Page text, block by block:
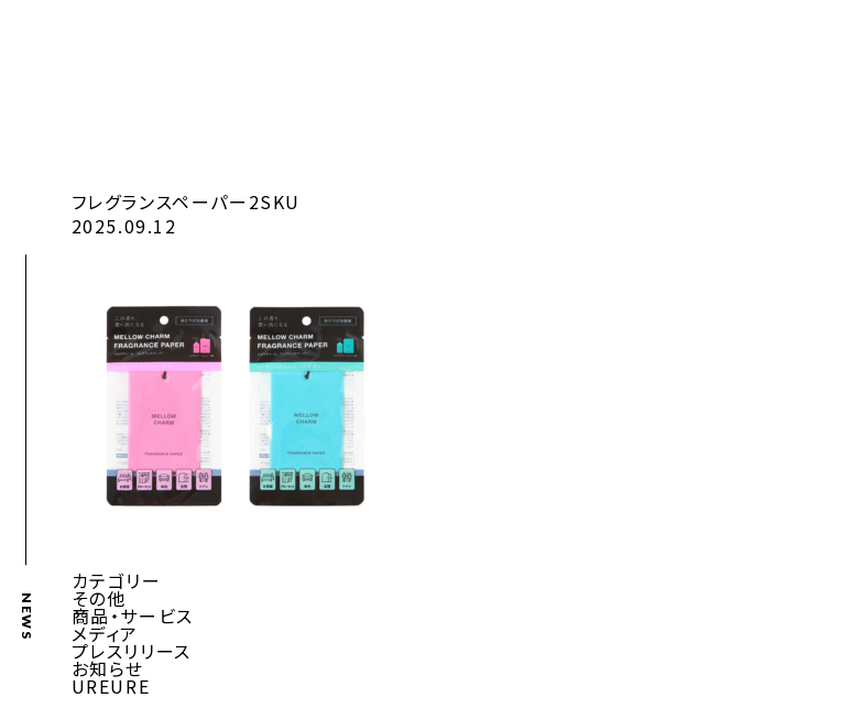
NEWS
フレグランスペーパー2SKU
2025.09.12
カテゴリー
その他
商品・サービス
メディア
プレスリリース
お知らせ
UREURE